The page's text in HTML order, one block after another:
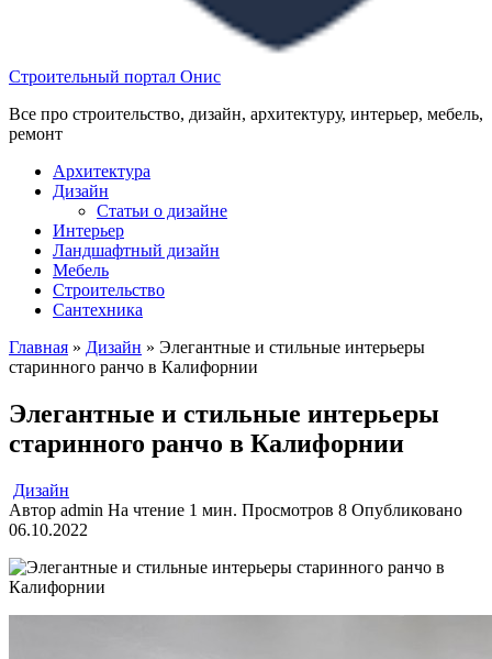
Строительный портал Онис
Все про строительство, дизайн, архитектуру, интерьер, мебель,
ремонт
Архитектура
Дизайн
Статьи о дизайне
Интерьер
Ландшафтный дизайн
Мебель
Строительство
Сантехника
Главная » Дизайн » Элегантные и стильные интерьеры
старинного ранчо в Калифорнии
Элегантные и стильные интерьеры
старинного ранчо в Калифорнии
Дизайн
Автор admin На чтение 1 мин. Просмотров 8 Опубликовано
06.10.2022